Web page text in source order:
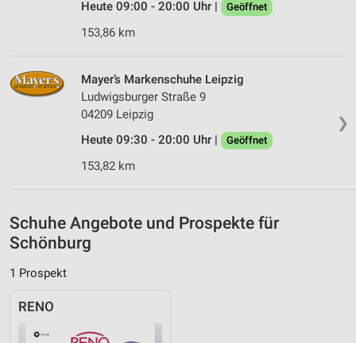
Heute 09:00 - 20:00 Uhr | Geöffnet
153,86 km
❯
Mayer’s Markenschuhe Leipzig
Ludwigsburger Straße 9
04209 Leipzig
Heute 09:30 - 20:00 Uhr |
Geöffnet
153,82 km
Schuhe Angebote und Prospekte für
Schönburg
1 Prospekt
RENO
Nicht-IAB-Verarbeitungszwecke:
Performance